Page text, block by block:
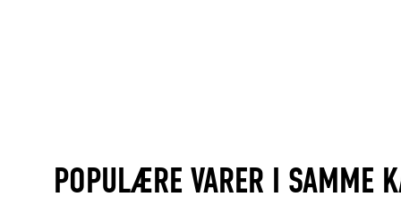
POPULÆRE VARER I SAMME